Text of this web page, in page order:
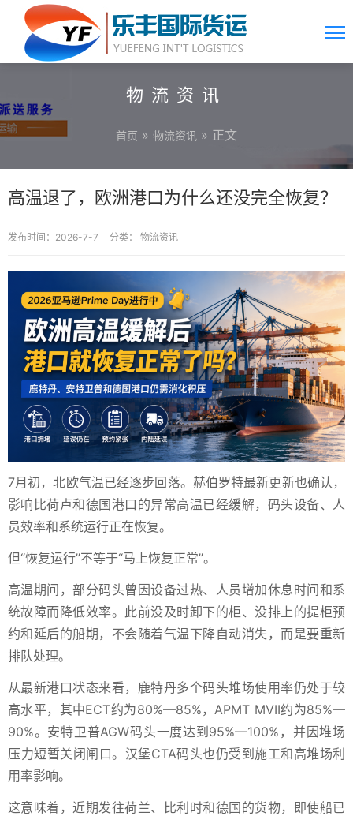
物流资讯
首页 » 物流资讯 » 正文
高温退了，欧洲港口为什么还没完全恢复？
发布时间：2026-7-7 分类： 物流资讯
7月初，北欧气温已经逐步回落。赫伯罗特最新更新也确认，
影响比荷卢和德国港口的异常高温已经缓解，码头设备、人
员效率和系统运行正在恢复。
但“恢复运行”不等于“马上恢复正常”。
高温期间，部分码头曾因设备过热、人员增加休息时间和系
统故障而降低效率。此前没及时卸下的柜、没排上的提柜预
约和延后的船期，不会随着气温下降自动消失，而是要重新
排队处理。
从最新港口状态来看，鹿特丹多个码头堆场使用率仍处于较
高水平，其中ECT约为80%—85%，APMT MVII约为85%—
90%。安特卫普AGW码头一度达到95%—100%，并因堆场
压力短暂关闭闸口。汉堡CTA码头也仍受到施工和高堆场利
用率影响。
这意味着，近期发往荷兰、比利时和德国的货物，即使船已